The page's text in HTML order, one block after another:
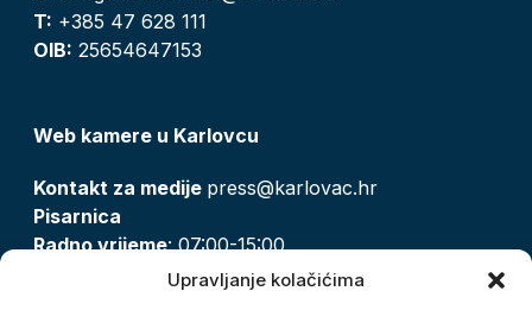
Upravljanje kolačićima
T: +385 47 628 111
OIB: 25654647153
Web kamere u Karlovcu
Kontakt za medije press@karlovac.hr
Pisarnica
Radno vrijeme: 07:00-15:00
pisarnica@karlovac.hr